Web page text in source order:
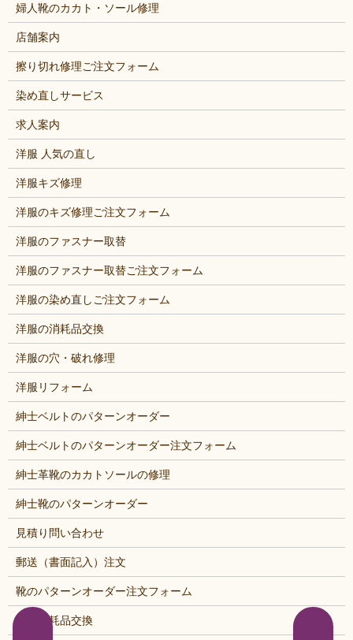
婦人靴のカカト・ソール修理
店舗案内
擦り切れ修理ご注文フォーム
染め直しサービス
求人案内
洋服 人気の直し
洋服キズ修理
洋服のキズ修理ご注文フォーム
洋服のファスナー取替
洋服のファスナー取替ご注文フォーム
洋服の染め直しご注文フォーム
洋服の消耗品交換
洋服の穴・破れ修理
洋服リフォーム
紳士ベルトのパターンオーダー
紳士ベルトのパターンオーダー注文フォーム
紳士革靴のカカトソールの修理
紳士靴のパターンオーダー
見積り問い合わせ
郵送（書面記入）注文
靴のパターンオーダー注文フォーム
靴の消耗品交換